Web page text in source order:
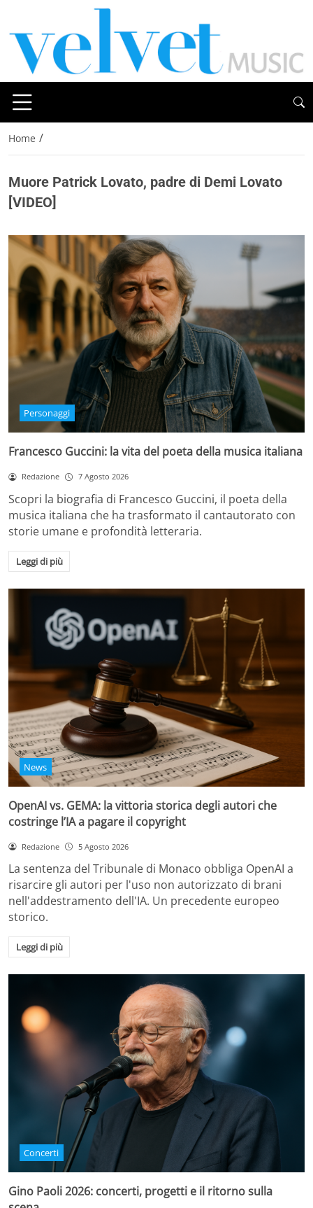
Home /
Muore Patrick Lovato, padre di Demi Lovato
[VIDEO]
Personaggi
Francesco Guccini: la vita del poeta della musica italiana
Redazione 7 Agosto 2026
Scopri la biografia di Francesco Guccini, il poeta della
musica italiana che ha trasformato il cantautorato con
storie umane e profondità letteraria.
Leggi di più
News
OpenAI vs. GEMA: la vittoria storica degli autori che
costringe l’IA a pagare il copyright
Redazione 5 Agosto 2026
La sentenza del Tribunale di Monaco obbliga OpenAI a
risarcire gli autori per l'uso non autorizzato di brani
nell'addestramento dell'IA. Un precedente europeo
storico.
Leggi di più
Concerti
Gino Paoli 2026: concerti, progetti e il ritorno sulla